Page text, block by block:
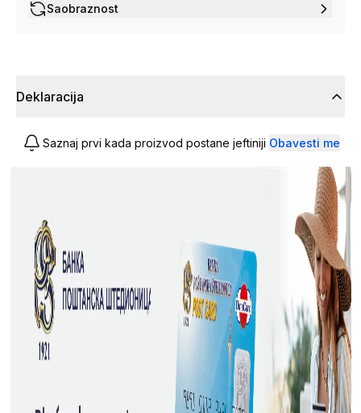
Saobraznost
Deklaracija
Saznaj prvi kada proizvod postane jeftiniji Obavesti me